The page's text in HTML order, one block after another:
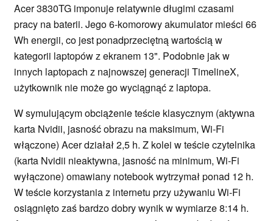
Acer 3830TG imponuje relatywnie długimi czasami
pracy na baterii. Jego 6-komorowy akumulator mieści 66
Wh energii, co jest ponadprzeciętną wartością w
kategorii laptopów z ekranem 13". Podobnie jak w
innych laptopach z najnowszej generacji TimelineX,
użytkownik nie może go wyciągnąć z laptopa.
W symulującym obciążenie teście klasycznym (aktywna
karta Nvidii, jasność obrazu na maksimum, Wi-Fi
włączone) Acer działał 2,5 h. Z kolei w teście czytelnika
(karta Nvidii nieaktywna, jasność na minimum, Wi-Fi
wyłączone) omawiany notebook wytrzymał ponad 12 h.
W teście korzystania z internetu przy używaniu Wi-Fi
osiągnięto zaś bardzo dobry wynik w wymiarze 8:14 h.